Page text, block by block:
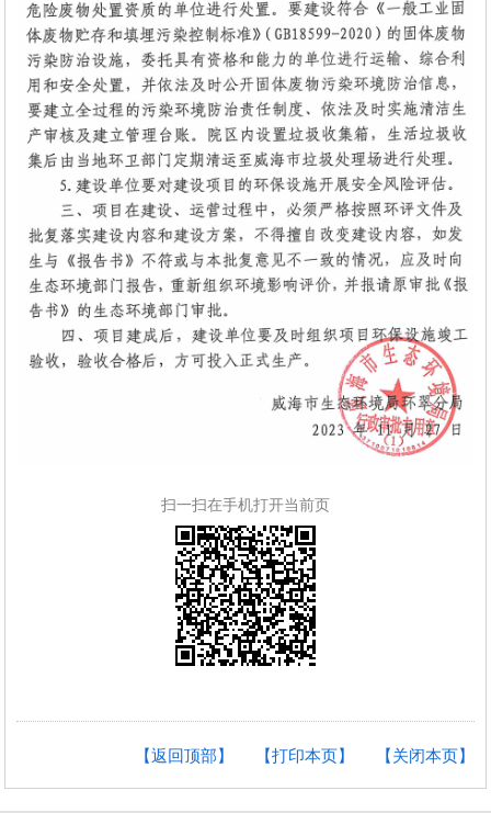
扫一扫在手机打开当前页
【关闭本页】
【打印本页】
【返回顶部】